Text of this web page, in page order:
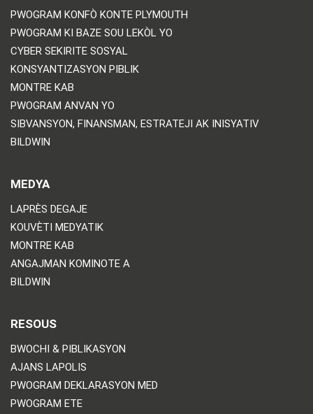
PWOGRAM KONFÒ KONTE PLYMOUTH
PWOGRAM KI BAZE SOU LEKÒL YO
CYBER SEKIRITE SOSYAL
KONSYANTIZASYON PIBLIK
MONTRE KAB
PWOGRAM ANVAN YO
SIBVANSYON, FINANSMAN, ESTRATEJI AK INISYATIV
BILDWIN
MEDYA
LAPRÈS DEGAJE
KOUVÈTI MEDYATIK
MONTRE KAB
ANGAJMAN KOMINOTE A
BILDWIN
RESOUS
BWOCHI & PIBLIKASYON
AJANS LAPOLIS
PWOGRAM DEKLARASYON MED
PWOGRAM ETE